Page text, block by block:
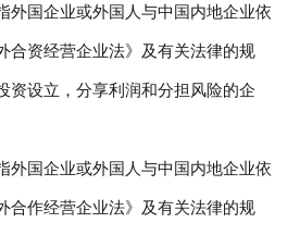
国企业或外国人与中国内地企业依
合资经营企业法》及有关法律的规
资设立，分享利润和分担风险的企
国企业或外国人与中国内地企业依
合作经营企业法》及有关法律的规